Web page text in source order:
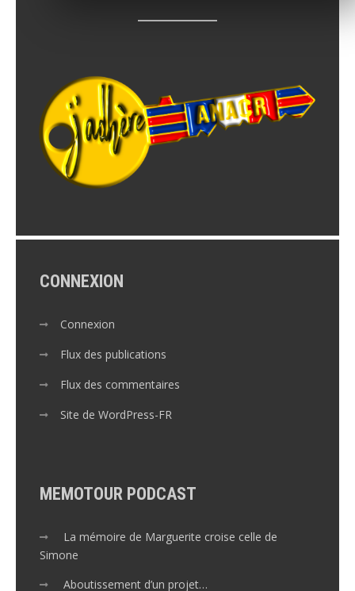
CONNEXION
Connexion
Flux des publications
Flux des commentaires
Site de WordPress-FR
MEMOTOUR PODCAST
La mémoire de Marguerite croise celle de
Simone
Aboutissement d’un projet…